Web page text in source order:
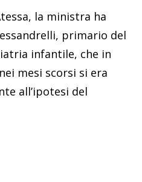
la ministra ha
primario del
infantile, che in
mesi scorsi si era
all’ipotesi del